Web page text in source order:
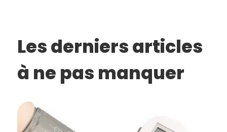
Les derniers articles
à ne pas manquer